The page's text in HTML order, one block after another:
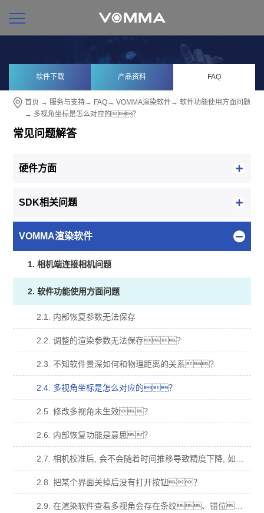
软件下载 产品资料 FAQ
首页 →服务与支持→ FAQ→VOMMA渲染软件→软件功能使用方面问题
→ 多视角坐标是怎么对应的？
常见问题解答
硬件方面
SDK相关问题
VOMMA渲染软件
1. 相机端连接相机问题
2. 软件功能使用方面问题
2.1. 内部恢复参数无法保存
2.2. 调整的渲染参数无法保存？
2.3. 不知软件景深如何和物理距离的关系？
2.4. 多视角坐标是怎么对应的？
2.5. 修改多视角未生效？
2.6. 内部恢复功能是意思？
2.7. 相机校准后, 会不会随着时间推移导致精度下降, 如何验证这一点？
2.8. 把某个界面关掉后没有打开按钮？
2.9. 在渲染软件查看多视角会存在条纹、错位、明暗变化等异常？